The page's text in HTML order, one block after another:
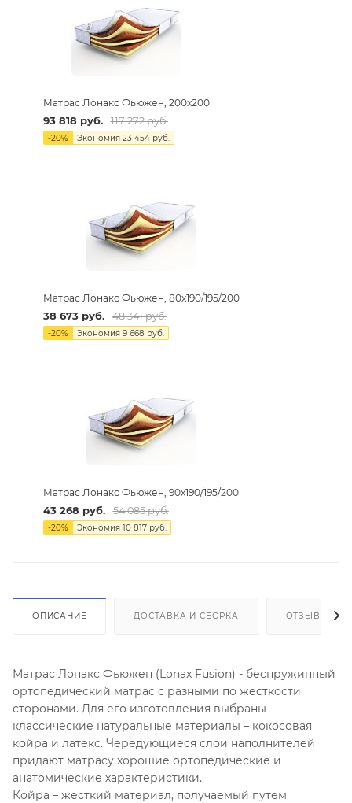
Матрас Лонакс Фьюжен, 200х200
93 818 руб. 117 272руб.
-20% Экономия 23 454руб.
Матрас Лонакс Фьюжен, 80х190/195/200
38 673руб. 48 341руб.
-20% Экономия 9 668 руб.
Матрас Лонакс Фьюжен, 90х190/195/200
43 268 руб. 54 085руб.
-20% Экономия 10 817руб.
ОПИСАНИЕ ДОСТАВКА И СБОРКА ОТЗЫВЫ
Матрас Лонакс Фьюжен (Lonax Fusion) - беспружинный
ортопедический матрас с разными по жесткости
сторонами. Для его изготовления выбраны
классические натуральные материалы – кокосовая
койра и латекс. Чередующиеся слои наполнителей
придают матрасу хорошие ортопедические и
анатомические характеристики.
Койра – жесткий материал, получаемый путем